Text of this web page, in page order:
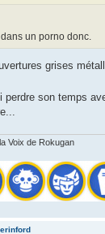
un porno donc.
grises
perdre son temps
Voix de Rokugan